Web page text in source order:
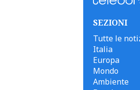
SEZIONI
Tutte le
Italia
Europa
Mondo
Ambiente